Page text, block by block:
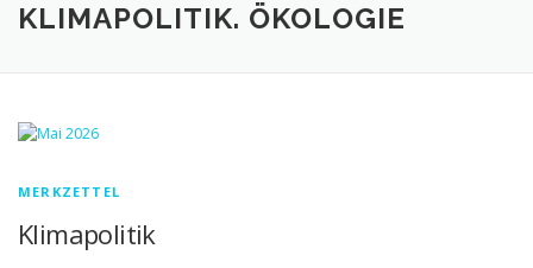
KLIMAPOLITIK. ÖKOLOGIE
MERKZETTEL
Klimapolitik